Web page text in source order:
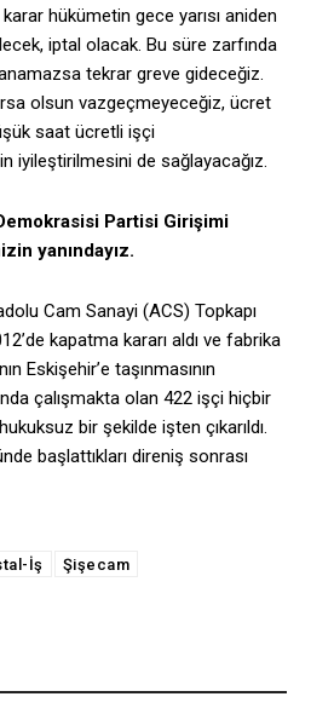
hükümetin gece yarısı aniden
iptal olacak. Bu süre zarfında
tekrar greve gideceğiz.
olsun vazgeçmeyeceğiz, ücret
saat ücretli işçi
iyileştirilmesini de sağlayacağız.
Partisi Girişimi
yanındayız.
Cam Sanayi (ACS) Topkapı
kapatma kararı aldı ve fabrika
Eskişehir’e taşınmasının
çalışmakta olan 422 işçi hiçbir
bir şekilde işten çıkarıldı.
başlattıkları direniş sonrası
İş Şişecam